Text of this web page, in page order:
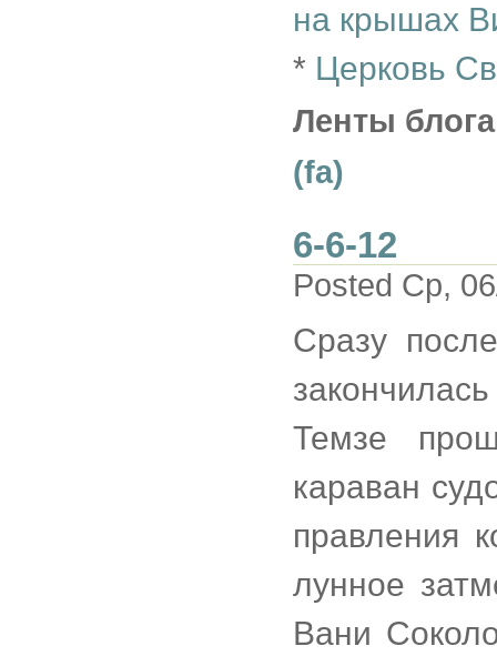
на крышах
* Церковь
Ленты
(fa)
6-6-12
Posted Ср,
Сразу
Темзе
караван
правления
лунное
Вани